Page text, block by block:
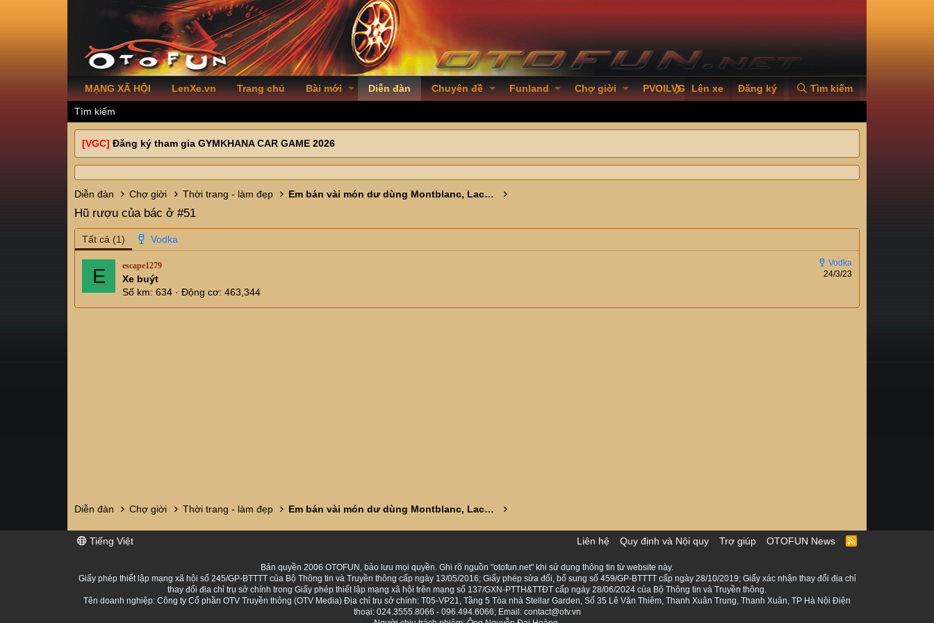
MẠNG XÃ HỘI LenXe.vn Trang chủ Bài mới Diễn đàn Chuyên đề Funland Chợ giời PVOILVGC2026
Lên xe Đăng ký Tìm kiếm
Tìm kiếm
[VGC] Đăng ký tham gia GYMKHANA CAR GAME 2026
Diễn đàn Chợ giời Thời trang - làm đẹp Em bán vài món dư dùng Montblanc, Lacoste, Balmain, Giovanni
Hũ rượu của bác ở #51
Tất cả (1)
E 24/3/23
escape1279
Xe buýt
Số km 634 Động cơ 463,344
Diễn đàn Chợ giời Thời trang - làm đẹp Em bán vài món dư dùng Montblanc, Lacoste, Balmain, Giovanni
Tiếng Việt Liên hệ Quy định và Nội quy Trợ giúp OTOFUN News
R
Bản quyền 2006 OTOFUN, bảo lưu mọi quyền. Ghi rõ nguồn "otofun.net" khi sử dụng thông tin từ website này.
Giấy phép thiết lập mạng xã hội số 245/GP-BTTTT của Bộ Thông tin và Truyền thông cấp ngày 13/05/2016; Giấy phép sửa đổi, bổ sung số 459/GP-BTTTT cấp ngày 28/10/2019; Giấy xác nhận thay đổi địa chỉ
thay đổi địa chỉ trụ sở chính trong Giấy phép thiết lập mạng xã hội trên mạng số 137/GXN-PTTH&TTĐT cấp ngày 28/06/2024 của Bộ Thông tin và Truyền thông.
Tên doanh nghiệp: Công ty Cổ phần OTV Truyền thông (OTV Media) Địa chỉ trụ sở chính: T05-VP21, Tầng 5 Tòa nhà Stellar Garden, Số 35 Lê Văn Thiêm, Thanh Xuân Trung, Thanh Xuân, TP Hà Nội Điện
thoại: 024.3555.8066 - 096.494.6066; Email: contact@otv.vn